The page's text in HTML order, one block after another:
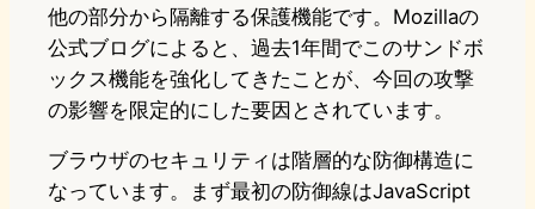
他の部分から隔離する保護機能です。Mozillaの
公式ブログによると、過去1年間でこのサンドボ
ックス機能を強化してきたことが、今回の攻撃
の影響を限定的にした要因とされています。
ブラウザのセキュリティは階層的な防御構造に
なっています。まず最初の防御線はJavaScript